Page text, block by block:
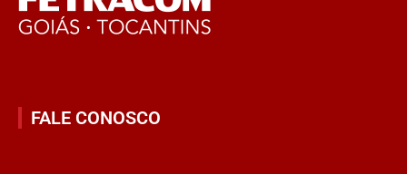
FALE CONOSCO